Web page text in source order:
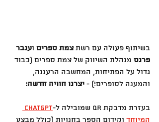
בשיתוף פעולה עם רשת צמת ספרים וענבר
פרנס מנהלת השיווק של צמת ספרים (כבוד
גדול על הפתיחות, המחשבה הרעננה,
והמענה לסופרים!) - יצרנו חוויה חדשה:
בעזרת מדבקת QR שמובילה ל-
המיוחד וקידום הספר בחנויות (כולל מבצע